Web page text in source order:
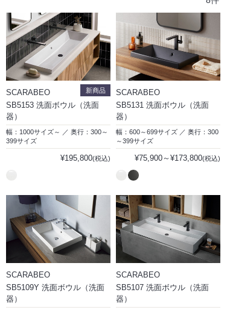
新商品
SCARABEO
SB5153 洗面ボウル（洗面
器）
幅：1000サイズ～ ／ 奥行：300～
399サイズ
¥195,800(税込)
SCARABEO
SB5131 洗面ボウル（洗面
器）
幅：600～699サイズ ／ 奥行：300
～399サイズ
¥75,900～¥173,800(税込)
SCARABEO
SB5109Y 洗面ボウル（洗面
器）
SCARABEO
SB5107 洗面ボウル（洗面
器）